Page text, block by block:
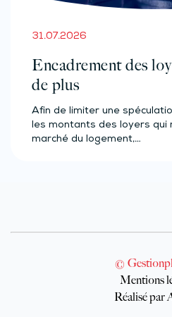
31.07.2026
Encadrement des
de plus
Afin de limiter une
les montants des loyers
marché du logement,…
©
Mentions
Réalisé par